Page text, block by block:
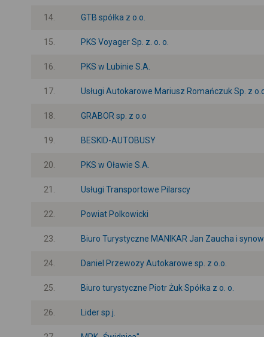
14. GTB spółka z o.o.
15. PKS Voyager Sp. z. o. o.
16. PKS w Lubinie S.A.
17. Usługi Autokarowe Mariusz Romańczuk Sp. z
18. GRABOR sp. z o.o
19. BESKID-AUTOBUSY
20. PKS w Oławie S.A.
21. Usługi Transportowe Pilarscy
22. Powiat Polkowicki
23. Biuro Turystyczne MANIKAR Jan Zaucha i
24. Daniel Przewozy Autokarowe sp. z o.o.
25. Biuro turystyczne Piotr Żuk Spółka z o. o.
26. Lider sp.j.